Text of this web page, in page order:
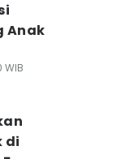
Anak
WIB
di